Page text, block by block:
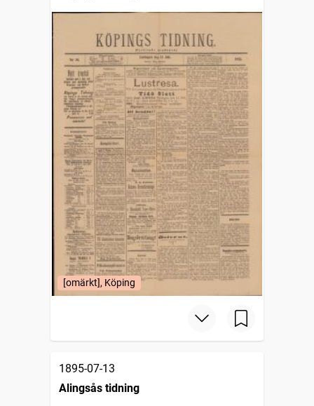
[omärkt], Köping
1895-07-13
Alingsås tidning